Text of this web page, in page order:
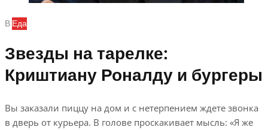
ВЕда
Звезды на тарелке:
Криштиану Роналду и бургеры
Вы заказали пиццу на дом и с нетерпением ждете звонка
в дверь от курьера. В голове проскакивает мысль: «Я же